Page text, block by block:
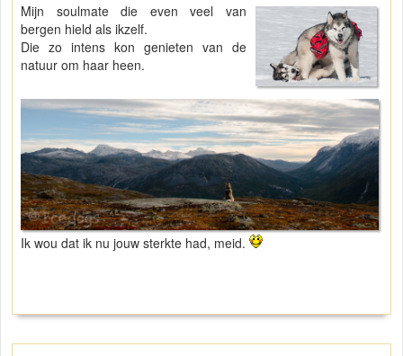
Mijn soulmate die even veel van
bergen hield als ikzelf.
Die zo intens kon genieten van de
natuur om haar heen.
Ik wou dat ik nu jouw sterkte had, meid.